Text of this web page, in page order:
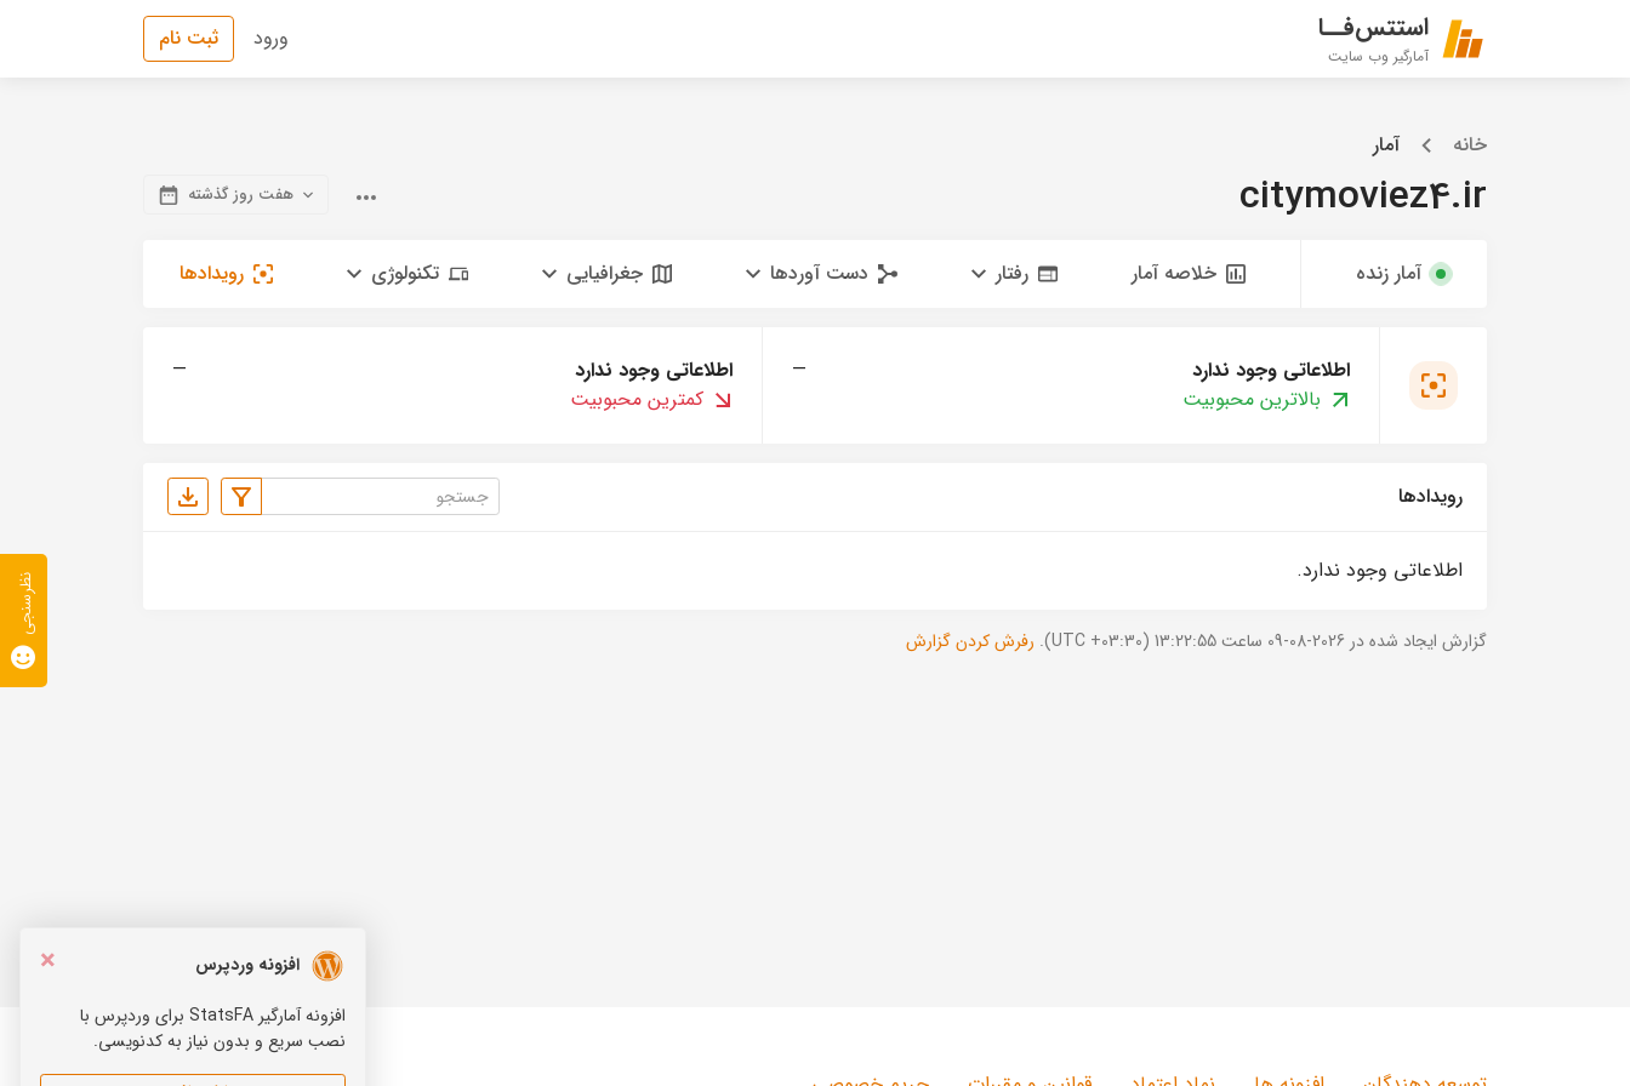
استتس‌فــا
آمارگیر وب سایت
ورود ثبت نام
خانه آمار
citymoviez4.ir هفت روز گذشته
آمار زنده خلاصه آمار رفتار دست آوردها جغرافیایی تکنولوژی رویدادها
اطلاعاتی وجود ندارد
—
بالاترین محبوبیت
اطلاعاتی وجود ندارد
—
کمترین محبوبیت
رویدادها
اطلاعاتی وجود ندارد.
گزارش ایجاد شده در 2026-08-09 ساعت 13:22:55 (UTC +03:30). رفرش کردن گزارش
×
افزونه وردپرس
افزونه آمارگیر StatsFA برای وردپرس با
نصب سریع و بدون نیاز به کدنویسی.
نظرسنجی